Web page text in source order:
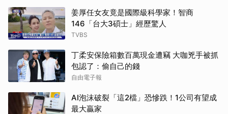
姜厚任女友竟是國際級科學家！智商
146「台大3碩士」經歷驚人
TVBS
丁柔安保險箱數百萬現金遭竊 大咖兇手被抓
包認了：偷自己的錢
自由電子報
AI泡沫破裂「這2檔」恐慘跌！1公司有望成
最大贏家